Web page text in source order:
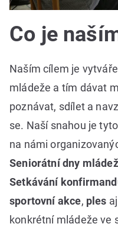
Co je
Naším cílem je
mládeže a tím dávat
poznávat, sdílet a
se. Naší snahou je
na námi
Seniorátní dny
Setkávání
sportovní akce, ples
konkrétní mládeže ve